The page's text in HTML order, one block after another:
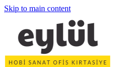
Skip to main content